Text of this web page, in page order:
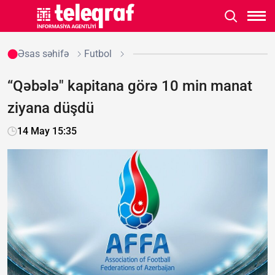
Əsas səhifə Futbol
“Qəbələ" kapitana görə 10 min manat
ziyana düşdü
14 May 15:35